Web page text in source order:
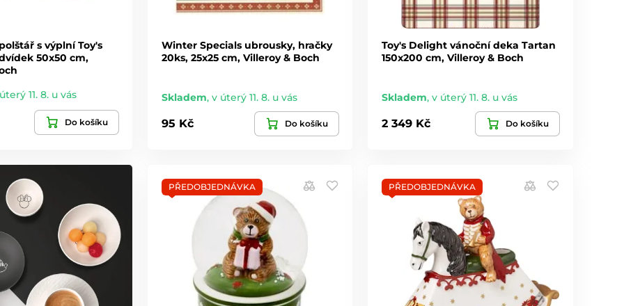
s výplní Toy's
50x50 cm,
11. 8. u vás
Do košíku
Winter Specials ubrousky, hračky
20ks, 25x25 cm, Villeroy & Boch
Skladem, v úterý 11. 8. u vás
95 Kč Do košíku
Toy's Delight vánoční deka Tartan
150x200 cm, Villeroy & Boch
Skladem,v úterý 11. 8. u vás
2 349 Kč Do košíku
PŘEDOBJEDNÁVKA PŘEDOBJEDNÁVKA